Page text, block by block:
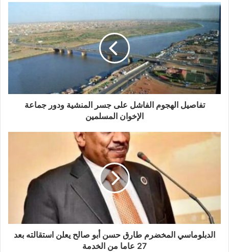
تفاصيل الهجوم الفاشل على جسر المنشية ودور جماعة
الإخوان المسلمين
الدبلوماسي المخضرم طارق حسن أبو صالح يعلن استقالته بعد
27 عاما من الخدمة